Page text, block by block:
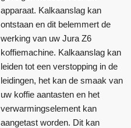
apparaat. Kalkaanslag kan
ontstaan en dit belemmert de
werking van uw Jura Z6
koffiemachine. Kalkaanslag kan
leiden tot een verstopping in de
leidingen, het kan de smaak van
uw koffie aantasten en het
verwarmingselement kan
aangetast worden. Dit kan